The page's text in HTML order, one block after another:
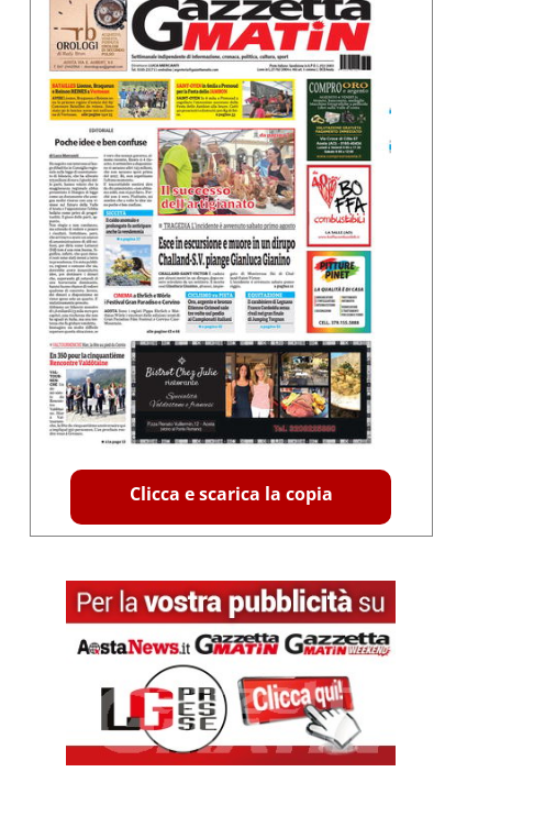
Clicca e scarica la copia